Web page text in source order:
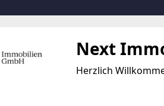
Next
Herzlich